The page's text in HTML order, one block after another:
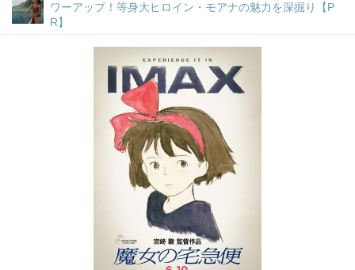
ワーアップ！等身大ヒロイン・モアナの魅力を深掘り【P
R】